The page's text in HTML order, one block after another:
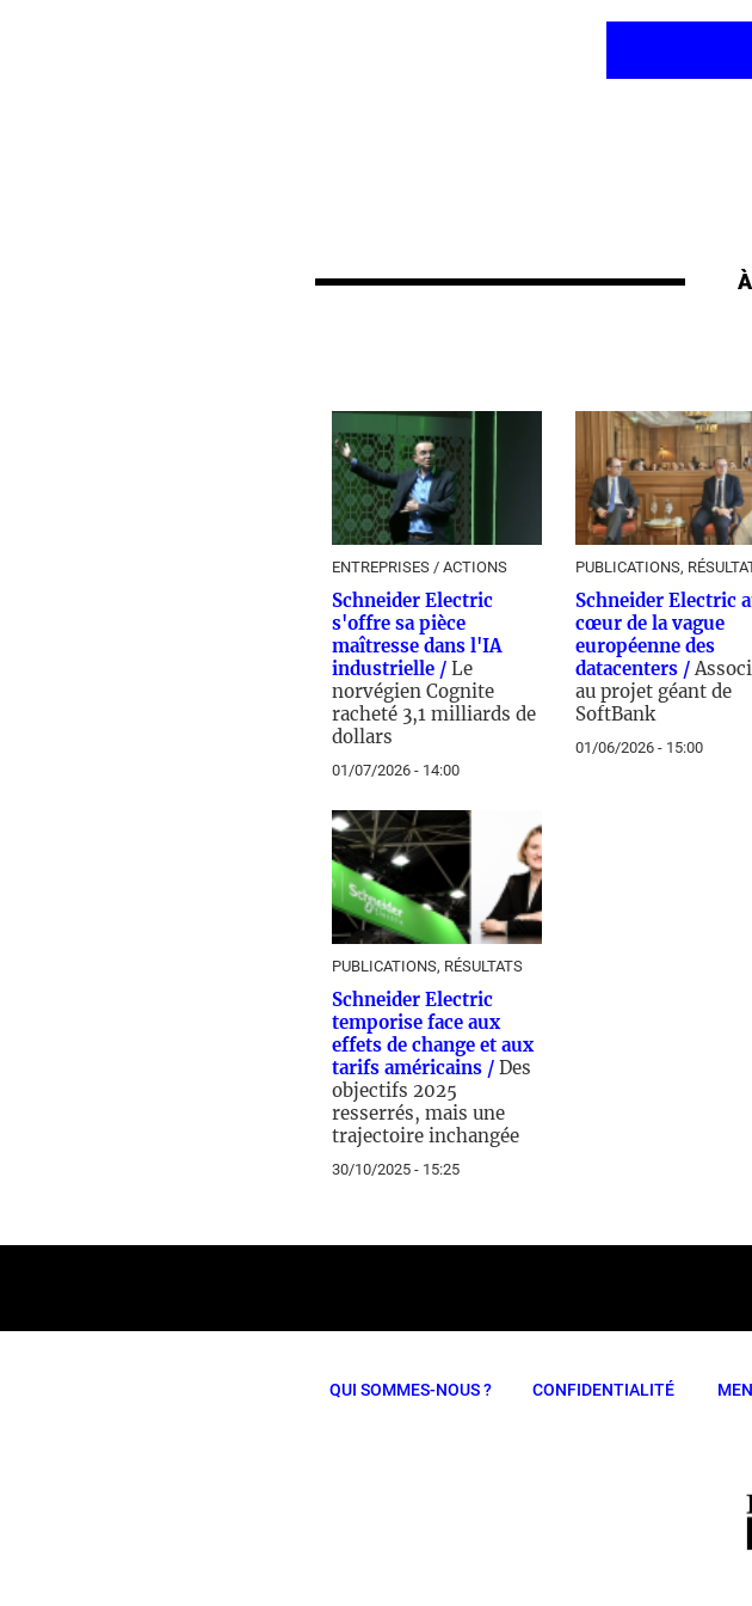
ENTREPRISES / ACTIONS
Schneider Electric
s'offre sa pièce
maîtresse dans l'IA
industrielle / Le
norvégien Cognite
racheté 3,1 milliards de
dollars
01/07/2026 - 14:00
PUBLICATIONS,
Schneider Electric
cœur de la vague
européenne des
datacenters /
au projet géant de
SoftBank
01/06/2026 - 15:00
PUBLICATIONS, RÉSULTATS
Schneider Electric
temporise face aux
effets de change et aux
tarifs américains / Des
objectifs 2025
resserrés, mais une
trajectoire inchangée
30/10/2025 - 15:25
QUI SOMMES-NOUS ? CONFIDENTIALITÉ